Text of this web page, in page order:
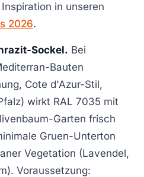
in unseren
2026.
Sockel. Bei
Bauten
Cote d'Azur-Stil,
wirkt RAL 7035 mit
Garten frisch
Gruen-Unterton
Vegetation (Lavendel,
Voraussetzung: